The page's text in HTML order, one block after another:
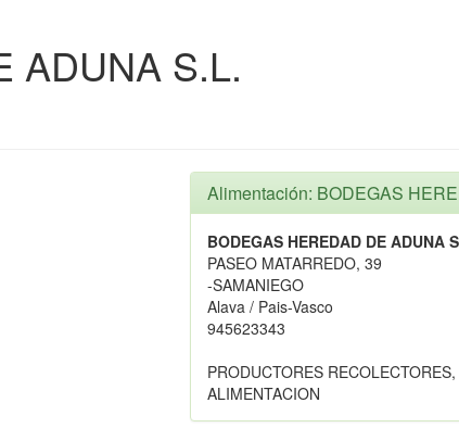
ADUNA S.L.
Alimentación: BODEGAS
BODEGAS HEREDAD DE ADUNA
PASEO MATARREDO, 39
-SAMANIEGO
Alava / Pais-Vasco
945623343
PRODUCTORES
ALIMENTACION